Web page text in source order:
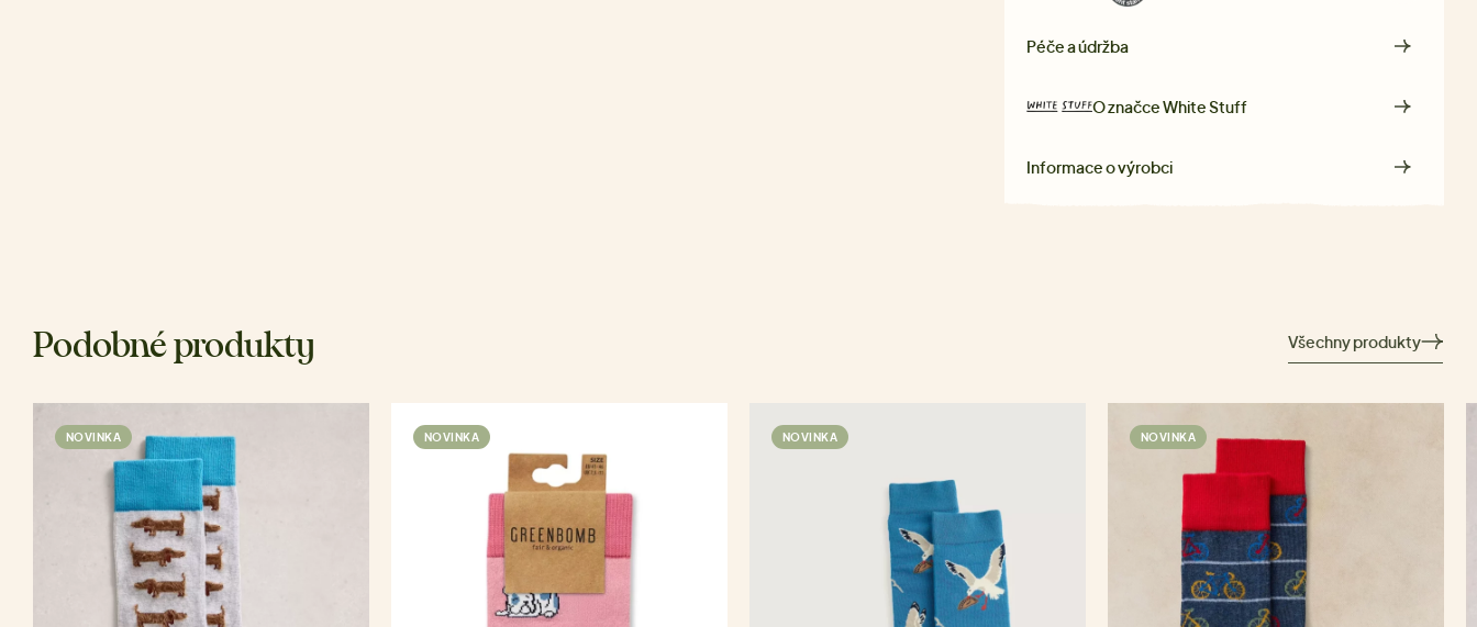
Péče a údržba
O značceWhite Stuff
Informace o výrobci
Podobné produkty Všechny produkty
NOVINKA NOVINKA NOVINKA NOVINKA